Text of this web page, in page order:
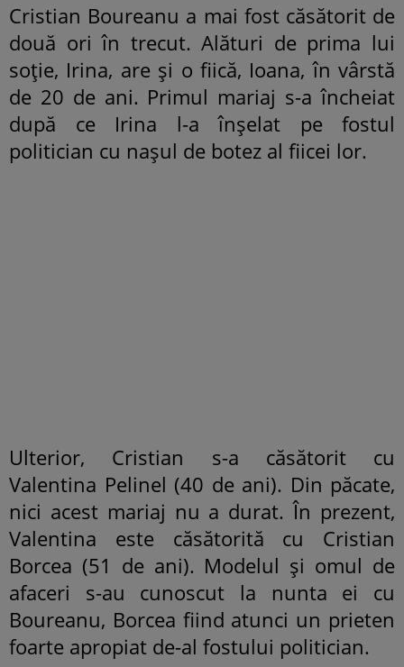
Cristian Boureanu a mai fost căsătorit de
două ori în trecut. Alături de prima lui
soție, Irina, are și o fiică, Ioana, în vârstă
de 20 de ani. Primul mariaj s-a încheiat
după ce Irina l-a înșelat pe fostul
politician cu nașul de botez al fiicei lor.
Ulterior, Cristian s-a căsătorit cu
Valentina Pelinel (40 de ani). Din păcate,
nici acest mariaj nu a durat. În prezent,
Valentina este căsătorită cu Cristian
Borcea (51 de ani). Modelul și omul de
afaceri s-au cunoscut la nunta ei cu
Boureanu, Borcea fiind atunci un prieten
foarte apropiat de-al fostului politician.